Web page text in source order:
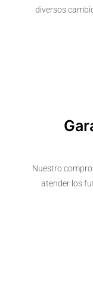
diversos
Nuestro
atender los